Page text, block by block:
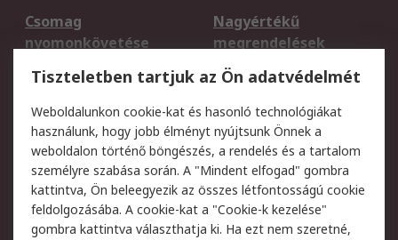
Csomag
nyomonkövetése
Nagyértékű
megrendelések
Regisztráció
Szállítás
Termékvisszaküldés
Szolgáltatások
Jogi
Adatvédelmi
szabályzat
Az RS értékesítési
feltételei
Tiszteletben tartjuk az Ön adatvédelmét
Weboldalunkon cookie-kat és hasonló technológiákat
használunk, hogy jobb élményt nyújtsunk Önnek a
weboldalon történő böngészés, a rendelés és a tartalom
személyre szabása során. A "Mindent elfogad" gombra
kattintva, Ön beleegyezik az összes létfontosságú cookie
feldolgozásába. A cookie-kat a "Cookie-k kezelése"
gombra kattintva választhatja ki. Ha ezt nem szeretné,